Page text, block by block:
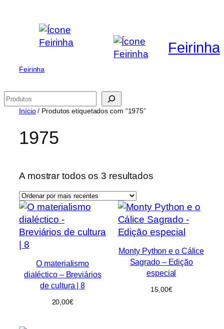
conteúdo
Feirinha
Feirinha
Pesquisar
Início/ Produtos etiquetados com “1975”
1975
A mostrar todos os 3 resultadosOrdenado
recentes
O materialismo
dialéctico – Breviários
de cultura | 8
20,00€
Monty Python e o Cálice
Sagrado – Edição
especial
15,00€